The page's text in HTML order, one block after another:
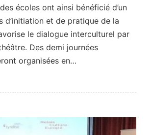
écoles ont ainsi bénéficié d’un
d’initiation et de pratique de la
le dialogue interculturel par
Des demi journées
organisées en…